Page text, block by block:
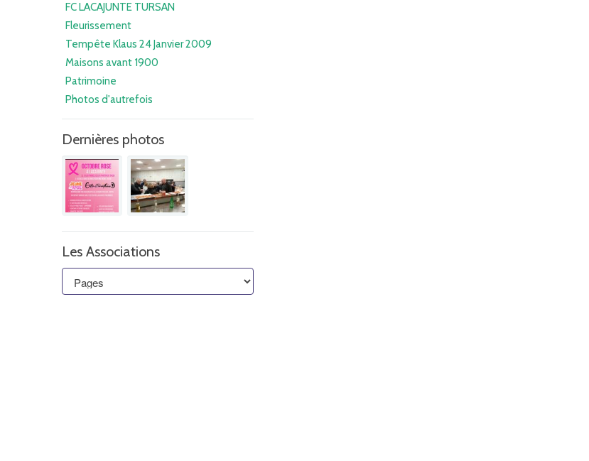
FC LACAJUNTE TURSAN
Fleurissement
Tempête Klaus 24 Janvier 2009
Maisons avant 1900
Patrimoine
Photos d'autrefois
Dernières photos
Les Associations